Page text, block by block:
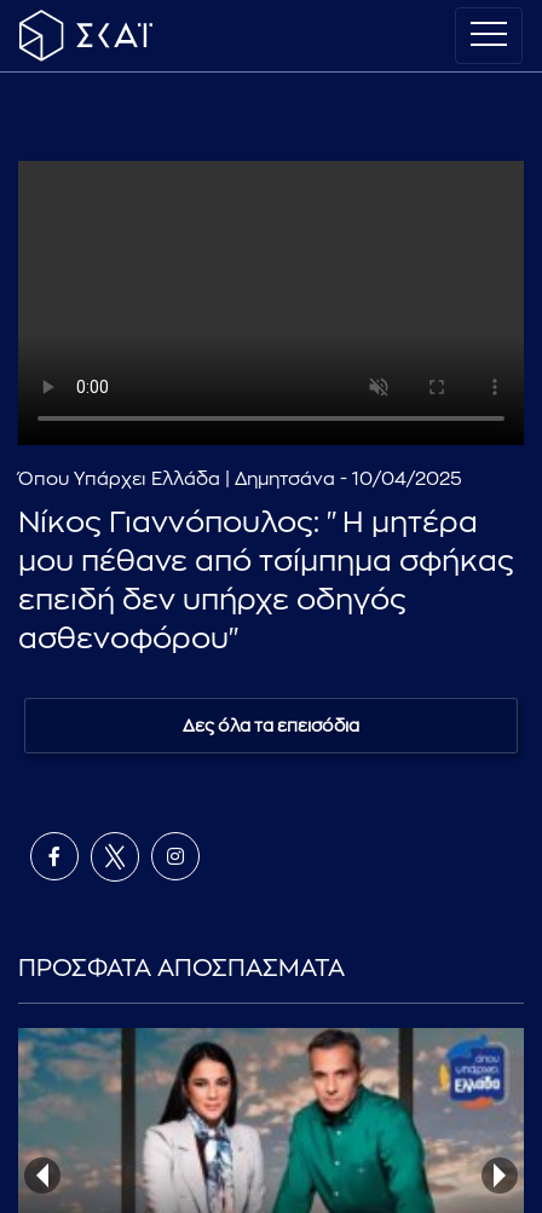
Όπου Υπάρχει Ελλάδα | Δημητσάνα - 10/04/2025
Νίκος Γιαννόπουλος: "Η μητέρα
μου πέθανε από τσίμπημα σφήκας
επειδή δεν υπήρχε οδηγός
ασθενοφόρου"
Δες όλα τα επεισόδια
ΠΡΟΣΦΑΤΑ ΑΠΟΣΠΑΣΜΑΤΑ